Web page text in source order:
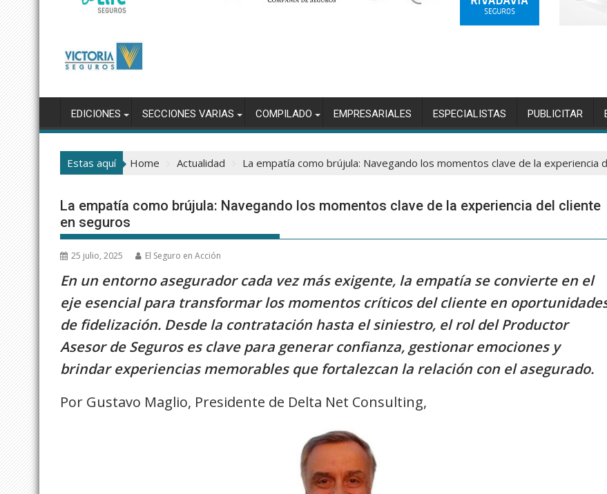
EDICIONES SECCIONES VARIAS COMPILADO EMPRESARIALES ESPECIALISTAS PUBLICITAR
Estas aquí Home Actualidad La empatía como brújula: Navegando los momentos clave de la experiencia
La empatía como brújula: Navegando los momentos clave de la experiencia del cliente
en seguros
25 julio, 2025 El Seguro en Acción
En un entorno asegurador cada vez más exigente, la empatía se convierte en el
eje esencial para transformar los momentos críticos del cliente en
de fidelización. Desde la contratación hasta el siniestro, el rol del Productor
Asesor de Seguros es clave para generar confianza, gestionar emociones y
brindar experiencias memorables que fortalezcan la relación con el asegurado.
Por Gustavo Maglio, Presidente de Delta Net Consulting,